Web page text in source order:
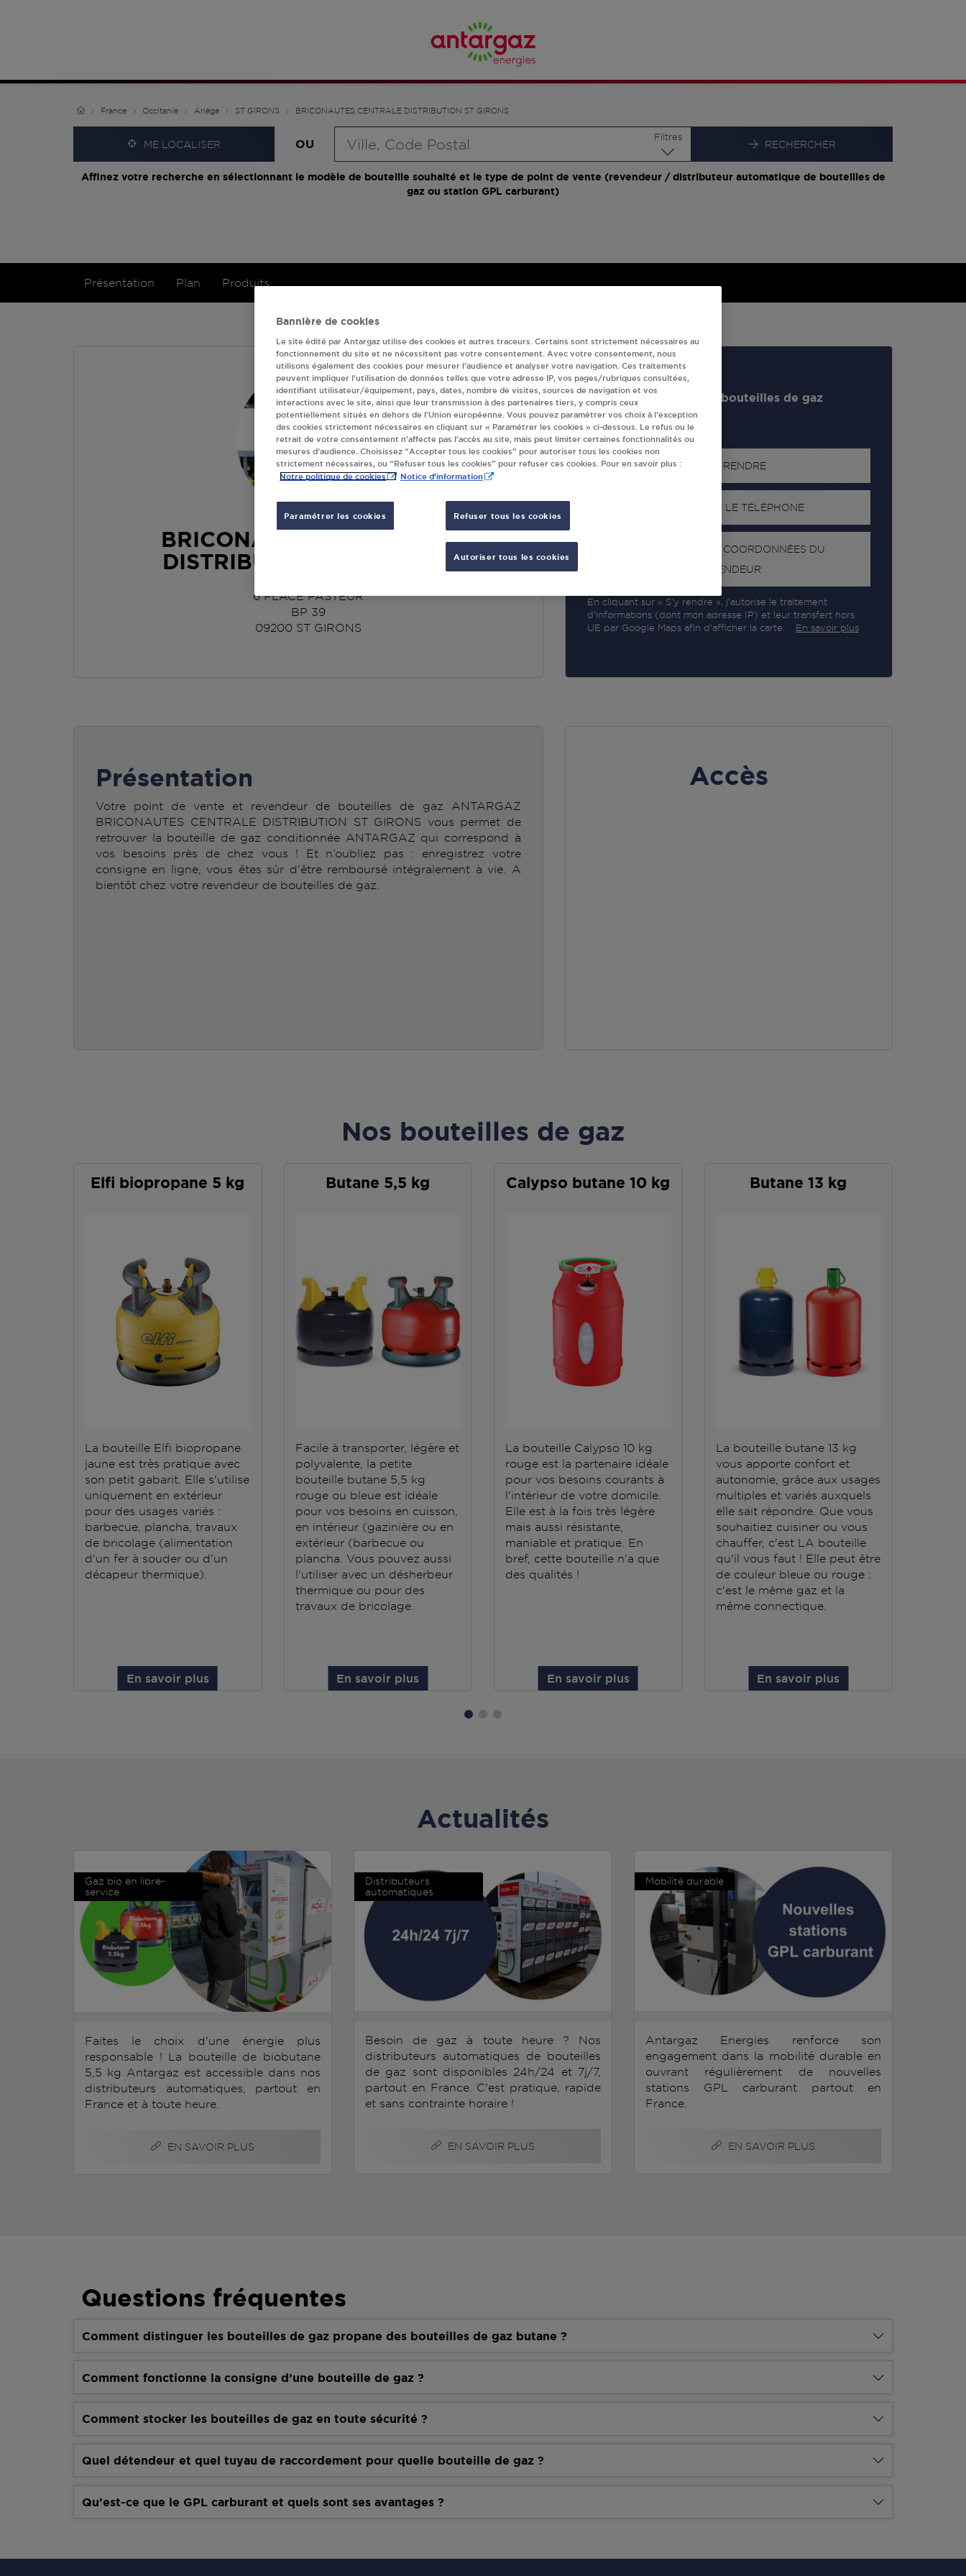
France Occitanie Ariège ST GIRONS BRICONAUTES CENTRALE DISTRIBUTION ST GIRONS
ME LOCALISER OU
Filtres
RECHERCHER
Affinez votre recherche en sélectionnant le modèle de bouteille souhaité et le type de point de vente (revendeur / distributeur automatique de bouteilles de
gaz ou station GPL carburant)
Présentation Plan Produits
BRICONAUTES CENTRALE
DISTRIBUTION ST GIRONS
6 PLACE PASTEUR
BP 39
09200 ST GIRONS
Revendeur de bouteilles de gaz
S'Y RENDRE
AFFICHER LE TÉLÉPHONE
RECEVOIR LES COORDONNÉES DU
REVENDEUR
En cliquant sur « S’y rendre », j’autorise le traitement
d’informations (dont mon adresse IP) et leur transfert hors
UE par Google Maps afin d’afficher la carte.
En savoir plus
Accès
Présentation
Votre point de vente et revendeur de bouteilles de gaz ANTARGAZ
BRICONAUTES CENTRALE DISTRIBUTION ST GIRONS vous permet de
retrouver la bouteille de gaz conditionnée ANTARGAZ qui correspond à
vos besoins près de chez vous ! Et n’oubliez pas : enregistrez votre
consigne en ligne, vous êtes sûr d’être remboursé intégralement à vie. A
bientôt chez votre revendeur de bouteilles de gaz.
Nos bouteilles de gaz
Elfi biopropane 5 kg
La bouteille Elfi biopropane
jaune est très pratique avec
son petit gabarit. Elle s'utilise
uniquement en extérieur
pour des usages variés :
barbecue, plancha, travaux
de bricolage (alimentation
d'un fer à souder ou d'un
décapeur thermique).
En savoir plus
Butane 5,5 kg
Facile à transporter, légère et
polyvalente, la petite
bouteille butane 5,5 kg
rouge ou bleue est idéale
pour vos besoins en cuisson,
en intérieur (gazinière ou en
extérieur (barbecue ou
plancha. Vous pouvez aussi
l'utiliser avec un désherbeur
thermique ou pour des
travaux de bricolage.
En savoir plus
Calypso butane 10 kg
La bouteille Calypso 10 kg
rouge est la partenaire idéale
pour vos besoins courants à
l'intérieur de votre domicile.
Elle est à la fois très légère
mais aussi résistante,
maniable et pratique. En
bref, cette bouteille n'a que
des qualités !
En savoir plus
Butane 13 kg
La bouteille butane 13 kg
vous apporte confort et
autonomie, grâce aux usages
multiples et variés auxquels
elle sait répondre. Que vous
souhaitiez cuisiner ou vous
chauffer, c'est LA bouteille
qu'il vous faut ! Elle peut être
de couleur bleue ou rouge :
c'est le même gaz et la
même connectique.
En savoir plus
Actualités
Gaz bio en libre-
service
Faites le choix d'une énergie plus
responsable ! La bouteille de biobutane
5,5 kg Antargaz est accessible dans nos
distributeurs automatiques, partout en
France et à toute heure.
EN SAVOIR PLUS
Distributeurs
automatiques
Besoin de gaz à toute heure ? Nos
distributeurs automatiques de bouteilles
de gaz sont disponibles 24h/24 et 7j/7,
partout en France. C'est pratique, rapide
et sans contrainte horaire !
EN SAVOIR PLUS
Mobilité durable
Antargaz Energies renforce son
engagement dans la mobilité durable en
ouvrant régulièrement de nouvelles
stations GPL carburant partout en
France.
EN SAVOIR PLUS
Questions fréquentes
Comment distinguer les bouteilles de gaz propane des bouteilles de gaz butane ?
Comment fonctionne la consigne d’une bouteille de gaz ?
Comment stocker les bouteilles de gaz en toute sécurité ?
Quel détendeur et quel tuyau de raccordement pour quelle bouteille de gaz ?
Qu’est-ce que le GPL carburant et quels sont ses avantages ?
Bannière de cookies
Le site édité par Antargaz utilise des cookies et autres traceurs. Certains sont strictement nécessaires au
fonctionnement du site et ne nécessitent pas votre consentement. Avec votre consentement, nous
utilisons également des cookies pour mesurer l’audience et analyser votre navigation. Ces traitements
peuvent impliquer l’utilisation de données telles que votre adresse IP, vos pages/rubriques consultées,
identifiant utilisateur/équipement, pays, dates, nombre de visites, sources de navigation et vos
interactions avec le site, ainsi que leur transmission à des partenaires tiers, y compris ceux
potentiellement situés en dehors de l’Union européenne. Vous pouvez paramétrer vos choix à l’exception
des cookies strictement nécessaires en cliquant sur « Paramétrer les cookies » ci-dessous. Le refus ou le
retrait de votre consentement n’affecte pas l’accès au site, mais peut limiter certaines fonctionnalités ou
mesures d’audience. Choisissez “Accepter tous les cookies” pour autoriser tous les cookies non
strictement nécessaires, ou “Refuser tous les cookies” pour refuser ces cookies. Pour en savoir plus :
Notre politique de cookies Notice d'information
Paramétrer les cookies Refuser tous les cookies
Autoriser tous les cookies